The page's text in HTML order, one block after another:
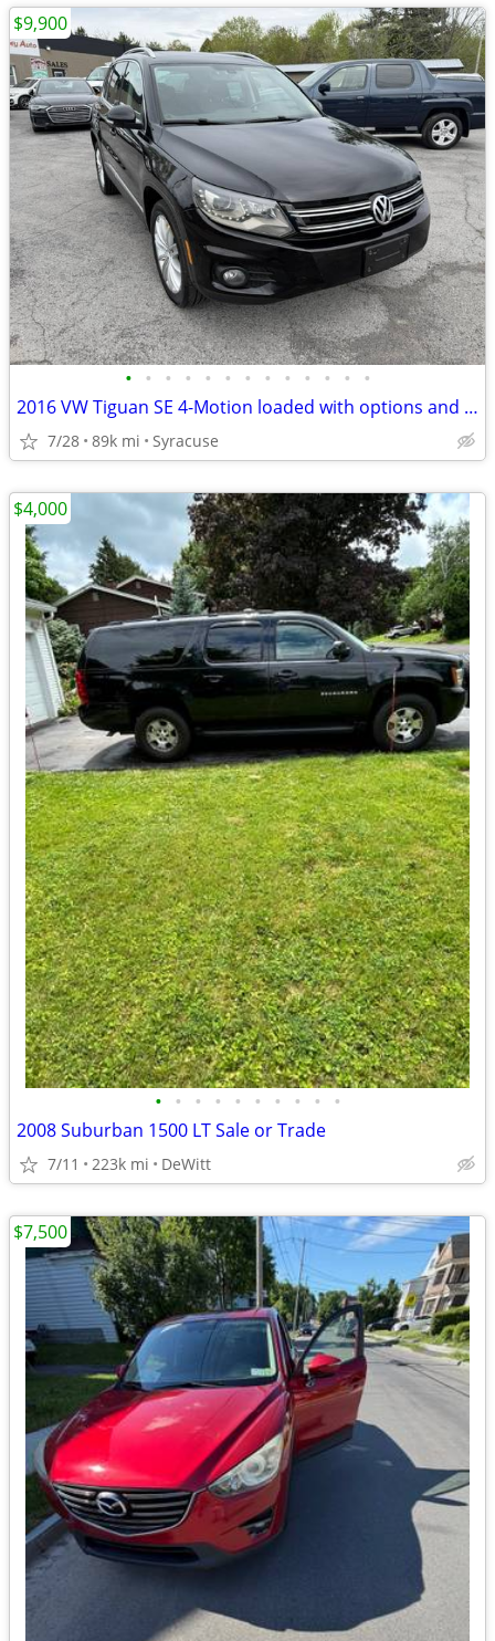
• • • • • • • • • • • • •
2016 VW Tiguan SE 4-Motion loaded with options and 89,000 miles!
7/28 89k mi Syracuse
$9,900
• • • • • • • • • •
2008 Suburban 1500 LT Sale or Trade
7/11 223k mi DeWitt
$4,000
$7,500